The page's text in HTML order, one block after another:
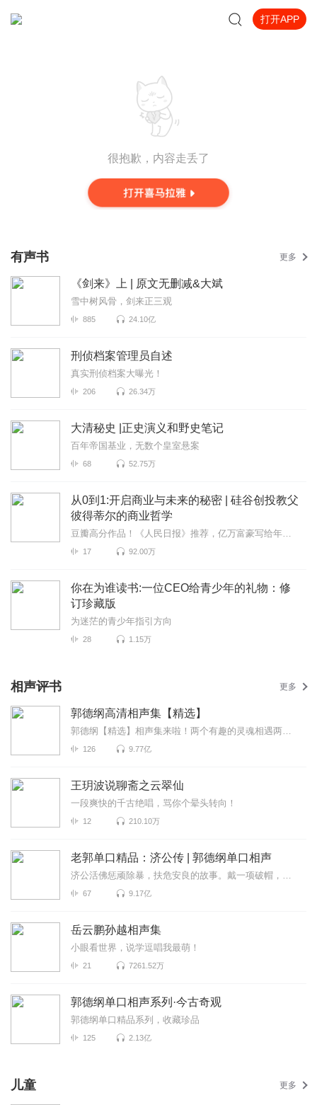
打开APP
很抱歉，内容走丢了
有声书 更多
《剑来》上 | 原文无删减&大斌
雪中树风骨，剑来正三观
885 24.10亿
刑侦档案管理员自述
真实刑侦档案大曝光！
206 26.34万
大清秘史 |正史演义和野史笔记
百年帝国基业，无数个皇室悬案
68 52.75万
从0到1:开启商业与未来的秘密 | 硅谷创投教父
彼得蒂尔的商业哲学
豆瓣高分作品！《人民日报》推荐，亿万富豪写给年轻人的创业真经
17 92.00万
你在为谁读书:一位CEO给青少年的礼物：修
订珍藏版
为迷茫的青少年指引方向
28 1.15万
相声评书 更多
郭德纲高清相声集【精选】
郭德纲【精选】相声集来啦！两个有趣的灵魂相遇两个可爱的演员同台郭德纲+于谦=无限快乐！作为德云社...
126 9.77亿
王玥波说聊斋之云翠仙
一段爽快的千古绝唱，骂你个晕头转向！
12 210.10万
老郭单口精品：济公传 | 郭德纲单口相声
济公活佛惩顽除暴，扶危安良的故事。戴一项破帽，穿一袭破袈裟，拿一把破扇，趿拉着一双破鞋的济公和尚...
67 9.17亿
岳云鹏孙越相声集
小眼看世界，说学逗唱我最萌！
21 7261.52万
郭德纲单口相声系列·今古奇观
郭德纲单口精品系列，收藏珍品
125 2.13亿
儿童 更多